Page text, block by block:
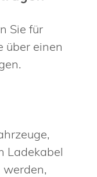
Sie für
über einen
Ladekabel